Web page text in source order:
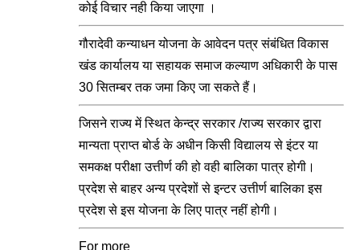
कोई विचार नही किया जाएगा ।
गौरादेवी कन्याधन योजना के आवेदन पत्र संबंधित विकास
खंड कार्यालय या सहायक समाज कल्याण अधिकारी के पास
30 सितम्बर तक जमा किए जा सकते हैं।
जिसने राज्य में स्थित केन्द्र सरकार /राज्य सरकार द्वारा
मान्यता प्राप्त बोर्ड के अधीन किसी विद्यालय से इंटर या
समकक्ष परीक्षा उत्तीर्ण की हो वही बालिका पात्र होगी।
प्रदेश से बाहर अन्य प्रदेशों से इन्टर उत्तीर्ण बालिका इस
प्रदेश से इस योजना के लिए पात्र नहीं होगी।
For more